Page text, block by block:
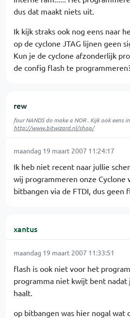
dus dat maakt niets uit.
Ik kijk straks ook nog eens naar
op de cyclone JTAG lijnen geen
Kun je de cyclone afzonderlijk
de config flash te
rew
four NANDS do make a NOR . Kijk ook eens
http://www.bitwizard.nl/shop/
maandag 19 maart 2007 11:24:17
Ik heb niet recent naar jullie
wij programmeren onze Cyclone
bitbangen via de FTDI, dus geen
xantus
maandag 19 maart 2007 11:33:51
flash is ook niet voor het
programma niet kwijt bent nadat
haalt.
op bitbangen was hier nogal wat